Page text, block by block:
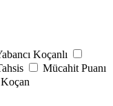
Koçanlı
Mücahit Puanı